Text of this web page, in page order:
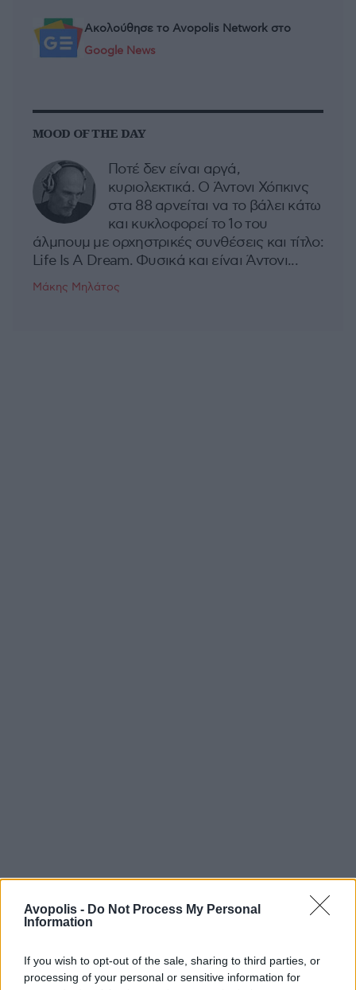
Avopolis - Do Not Process My Personal
Information
If you wish to opt-out of the sale, sharing to third parties, or
processing of your personal or sensitive information for
Ακολούθησε το Avopolis Network στο
Google News
MOOD OF THE DAY
Ποτέ δεν είναι αργά,
κυριολεκτικά. Ο Άντονι Χόπκινς
στα 88 αρνείται να το βάλει κάτω
και κυκλοφορεί το 1ο του
άλμπουμ με ορχηστρικές συνθέσεις και τίτλο:
Life Is A Dream. Φυσικά και είναι Άντονι...
Μάκης Μηλάτος